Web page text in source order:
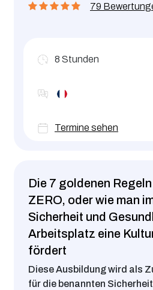
79
8 Stunden
Termine sehen
Die 7 goldenen
ZERO, oder wie man
Sicherheit und
Arbeitsplatz eine
fördert
Diese Ausbildung wird als
für die benannten